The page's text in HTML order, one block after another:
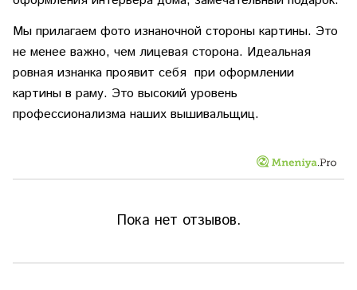
Мы прилагаем фото изнаночной стороны картины. Это
не менее важно, чем лицевая сторона. Идеальная
ровная изнанка проявит себя при оформлении
картины в раму. Это высокий уровень
профессионализма наших вышивальщиц.
Пока нет отзывов.